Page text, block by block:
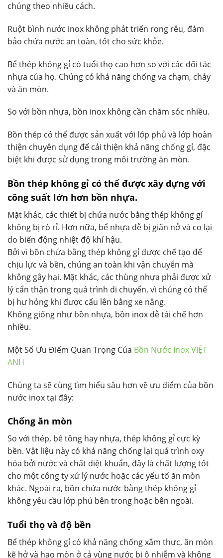
chúng theo nhiều cách.
Ruột bình nước inox không phát triển rong rêu, đảm
bảo chứa nước an toàn, tốt cho sức khỏe.
Bể thép không gỉ có tuổi thọ cao hơn so với các đối tác
nhựa của họ. Chúng có khả năng chống va chạm, cháy
và ăn mòn.
So với bồn nhựa, bồn inox không cần chăm sóc nhiều.
Bồn thép có thể được sản xuất với lớp phủ và lớp hoàn
thiện chuyên dụng để cải thiện khả năng chống gỉ, đặc
biệt khi được sử dụng trong môi trường ăn mòn.
Bồn thép không gỉ có thể được xây dựng với
công suất lớn hơn bồn nhựa.
Mặt khác, các thiết bị chứa nước bằng thép không gỉ
không bị rò rỉ. Hơn nữa, bể nhựa dễ bị giãn nở và co lại
do biến động nhiệt độ khí hậu.
Bởi vì bồn chứa bằng thép không gỉ được chế tạo để
chịu lực và bền, chúng an toàn khi vận chuyển mà
không gây hại. Mặt khác, các thùng nhựa phải được xử
lý cẩn thận trong quá trình di chuyển, vì chúng có thể
bị hư hỏng khi được cẩu lên bằng xe nâng.
Không giống như bồn nhựa, bồn inox dễ tái chế hơn
nhiều.
Một Số Ưu Điểm Quan Trọng Của Bồn Nước Inox VIỆT
ANH
Chúng ta sẽ cùng tìm hiểu sâu hơn về ưu điểm của bồn
nước inox tại đây:
Chống ăn mòn
So với thép, bê tông hay nhựa, thép không gỉ cực kỳ
bền. Vật liệu này có khả năng chống lại quá trình oxy
hóa bởi nước và chất diệt khuẩn, đây là chất lượng tốt
cho một công ty xử lý nước hoặc các yếu tố ăn mòn
khác. Ngoài ra, bồn chứa nước bằng thép không gỉ
không yêu cầu lớp phủ bên trong hoặc bên ngoài.
Tuổi thọ và độ bền
Bể thép không gỉ có khả năng chống xâm thực, ăn mòn
kẽ hở và hao mòn ở cả vùng nước bị ô nhiễm và không